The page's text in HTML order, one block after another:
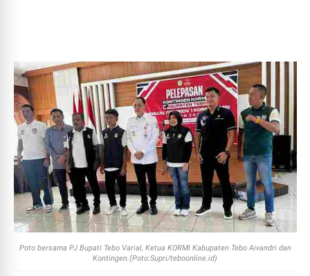
Poto bersama PJ Bupati Tebo Varial, Ketua KORMI Kabupaten Tebo Aivandri dan
Kontingen.(Poto:Supri/teboonline.id)